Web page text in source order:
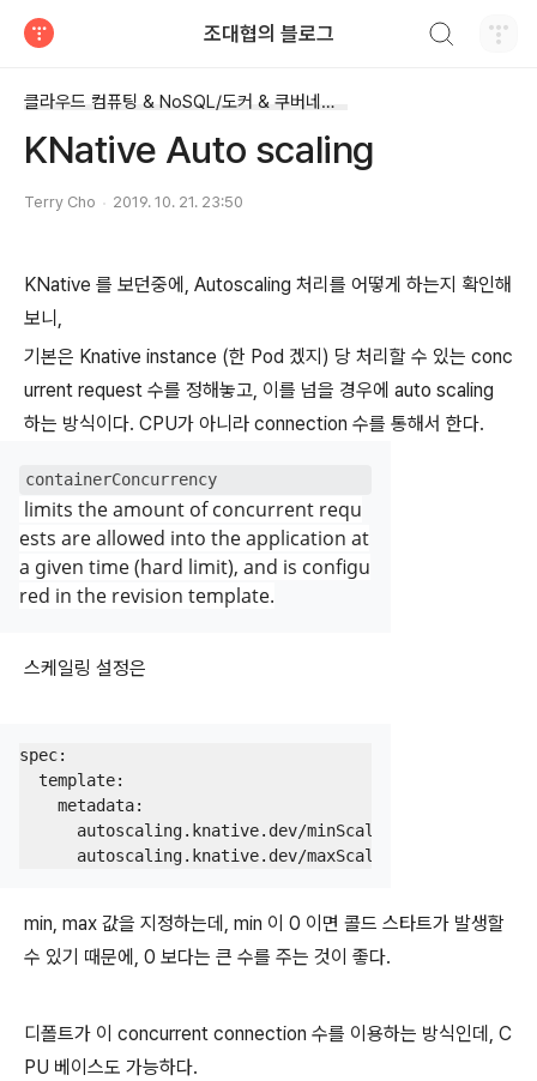
조대협의 블로그
클라우드 컴퓨팅 & NoSQL/도커 & 쿠버네티스
KNative Auto scaling
Terry Cho 2019. 10. 21. 23:50
KNative 를 보던중에, Autoscaling 처리를 어떻게 하는지 확인해
보니,
기본은 Knative instance (한 Pod 겠지) 당 처리할 수 있는 conc
urrent request 수를 정해놓고, 이를 넘을 경우에 auto scaling
하는 방식이다. CPU가 아니라 connection 수를 통해서 한다.
containerConcurrency
limits the amount of concurrent requ
ests are allowed into the application at
a given time (hard limit), and is configu
red in the revision template.
스케일링 설정은
spec:
template:
metadata:
autoscaling.knative.dev/minScale:
autoscaling.knative.dev/maxScale:
min, max 값을 지정하는데, min 이 0 이면 콜드 스타트가 발생할
수 있기 때문에, 0 보다는 큰 수를 주는 것이 좋다.
디폴트가 이 concurrent connection 수를 이용하는 방식인데, C
PU 베이스도 가능하다.